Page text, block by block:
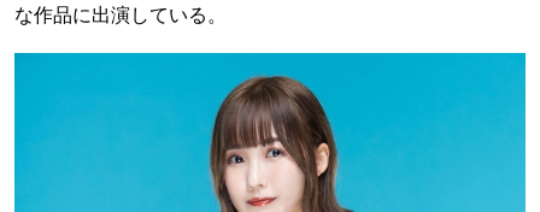
な作品に出演している。